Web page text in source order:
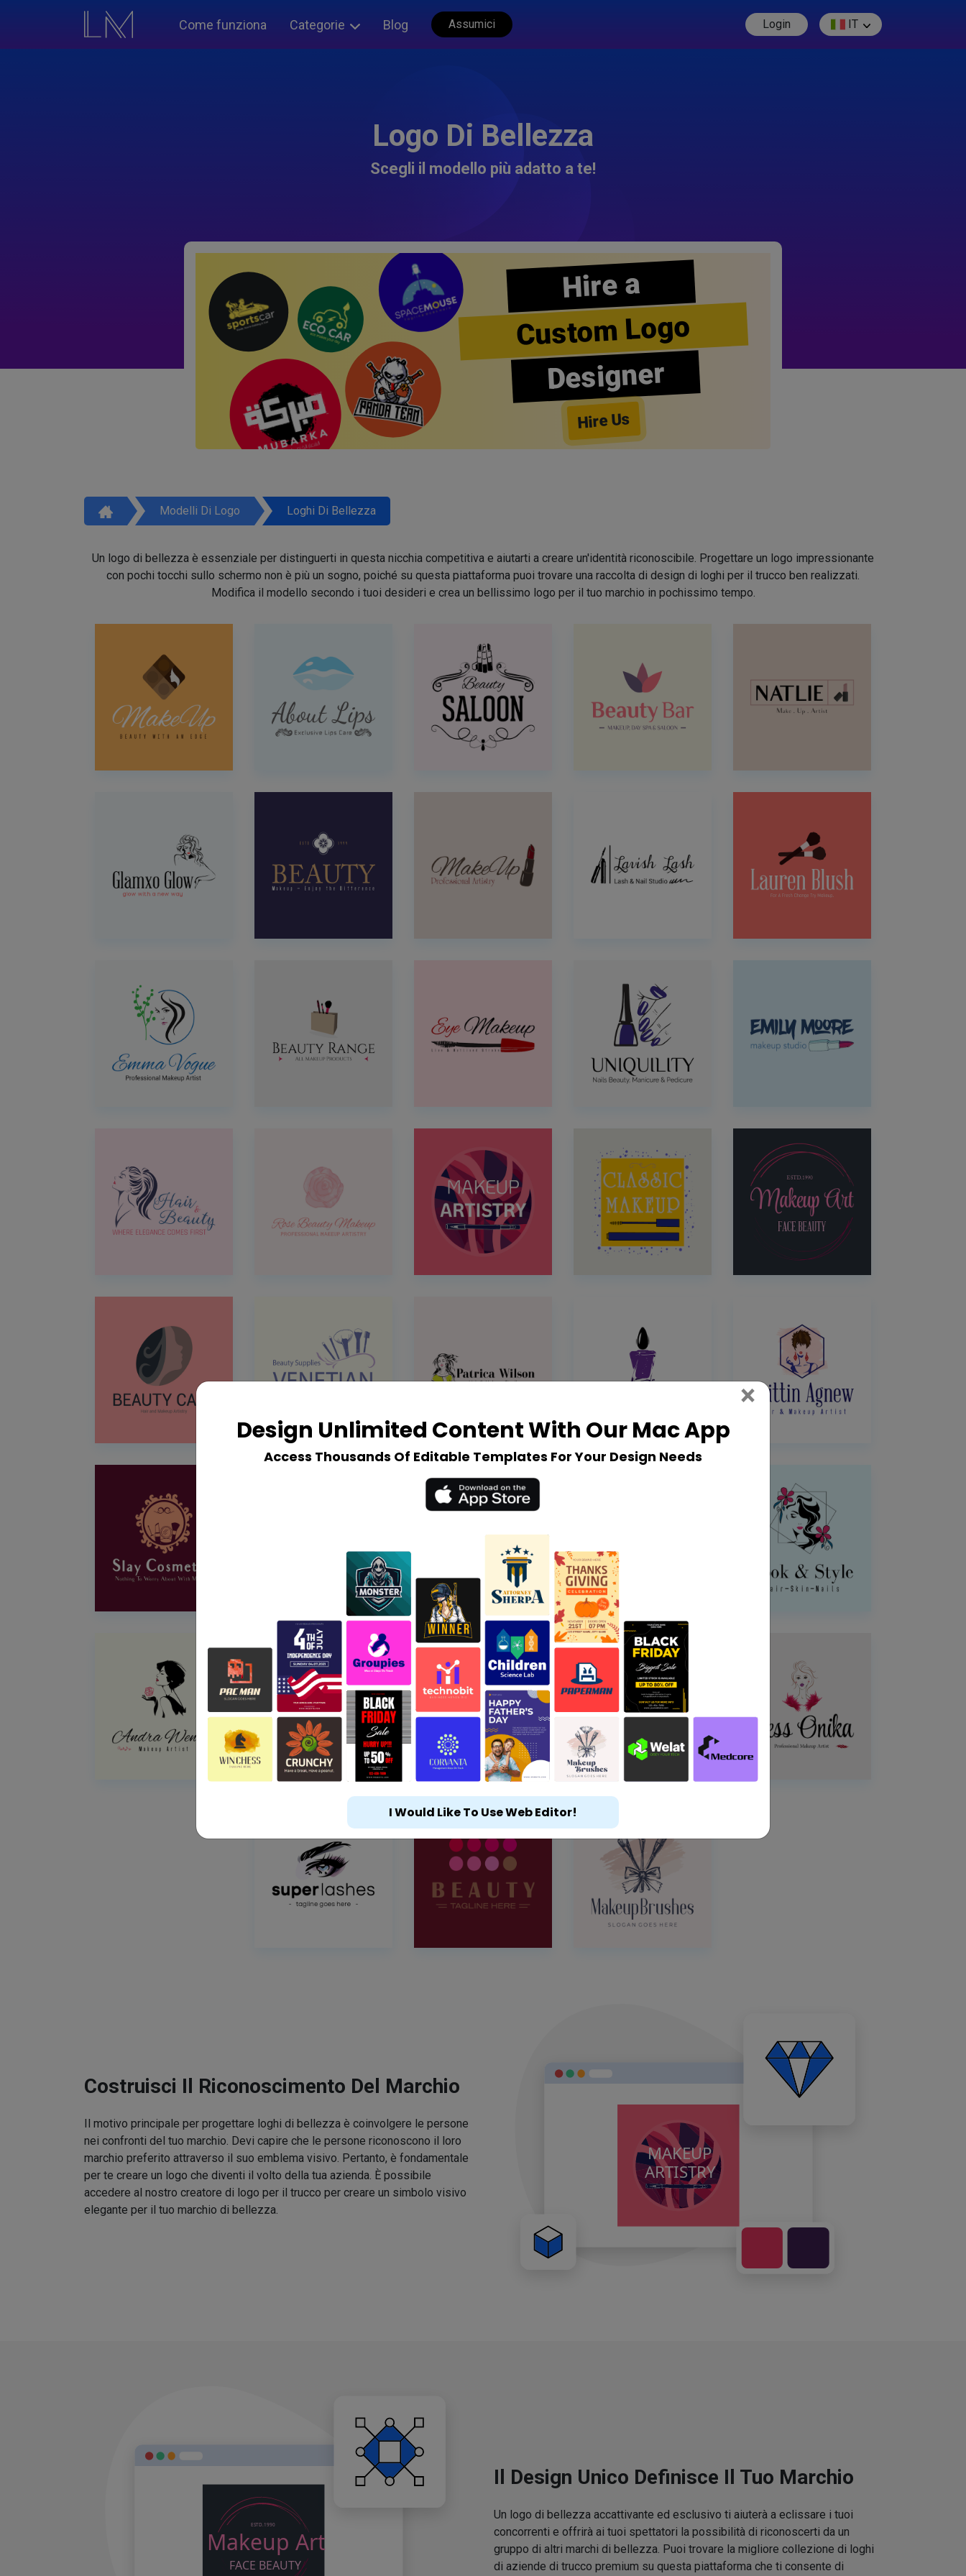
Come funziona Categorie Blog Assumici Login IT
Logo Di Bellezza
Scegli il modello più adatto a te!
Hire a
Custom Logo
Designer
Hire Us
Modelli Di Logo Loghi Di Bellezza
Un logo di bellezza è essenziale per distinguerti in questa nicchia competitiva e aiutarti a creare un'identità riconoscibile. Progettare un logo impressionante
con pochi tocchi sullo schermo non è più un sogno, poiché su questa piattaforma puoi trovare una raccolta di design di loghi per il trucco ben realizzati.
Modifica il modello secondo i tuoi desideri e crea un bellissimo logo per il tuo marchio in pochissimo tempo.
Costruisci Il Riconoscimento Del Marchio
Il motivo principale per progettare loghi di bellezza è coinvolgere le persone
nei confronti del tuo marchio. Devi capire che le persone riconoscono il loro
marchio preferito attraverso il suo emblema visivo. Pertanto, è fondamentale
per te creare un logo che diventi il volto della tua azienda. È possibile
accedere al nostro creatore di logo per il trucco per creare un simbolo visivo
elegante per il tuo marchio di bellezza.
Il Design Unico Definisce Il Tuo Marchio
Un logo di bellezza accattivante ed esclusivo ti aiuterà a eclissare i tuoi
concorrenti e offrirà ai tuoi spettatori la possibilità di riconoscerti da un
gruppo di altri marchi di bellezza. Puoi trovare la migliore collezione di loghi
di aziende di trucco premium su questa piattaforma che ti consente di
Design Unlimited Content With Our Mac App
Access Thousands Of Editable Templates For Your Design Needs
× Close
I Would Like To Use Web Editor!